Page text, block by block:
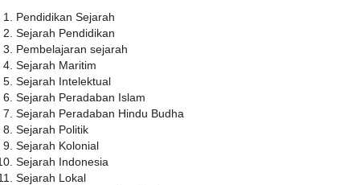
Pendidikan Sejarah
Sejarah Pendidikan
Pembelajaran sejarah
Sejarah Maritim
Sejarah Intelektual
Sejarah Peradaban Islam
Sejarah Peradaban Hindu Budha
Sejarah Politik
Sejarah Kolonial
Sejarah Indonesia
Sejarah Lokal